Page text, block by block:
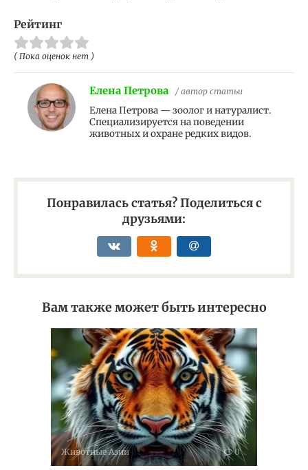
Рейтинг
( Пока оценок нет )
Елена Петрова / автор статьи
Елена Петрова — зоолог и натуралист.
Специализируется на поведении
животных и охране редких видов.
Понравилась статья? Поделиться с
друзьями:
Вам также может быть интересно
Животные Азии 0